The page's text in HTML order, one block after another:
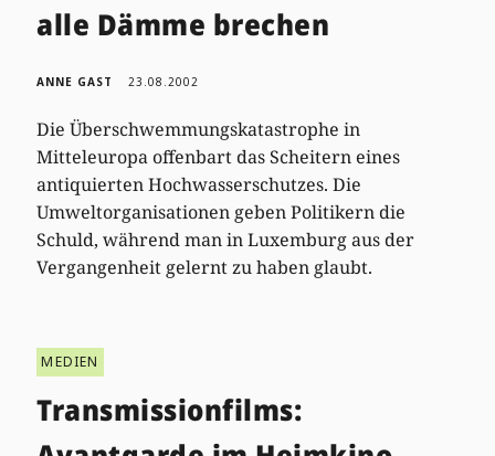
alle Dämme brechen
ANNE GAST 23.08.2002
Die Überschwemmungskatastrophe in
Mitteleuropa offenbart das Scheitern eines
antiquierten Hochwasserschutzes. Die
Umweltorganisationen geben Politikern die
Schuld, während man in Luxemburg aus der
Vergangenheit gelernt zu haben glaubt.
MEDIEN
Transmissionfilms: